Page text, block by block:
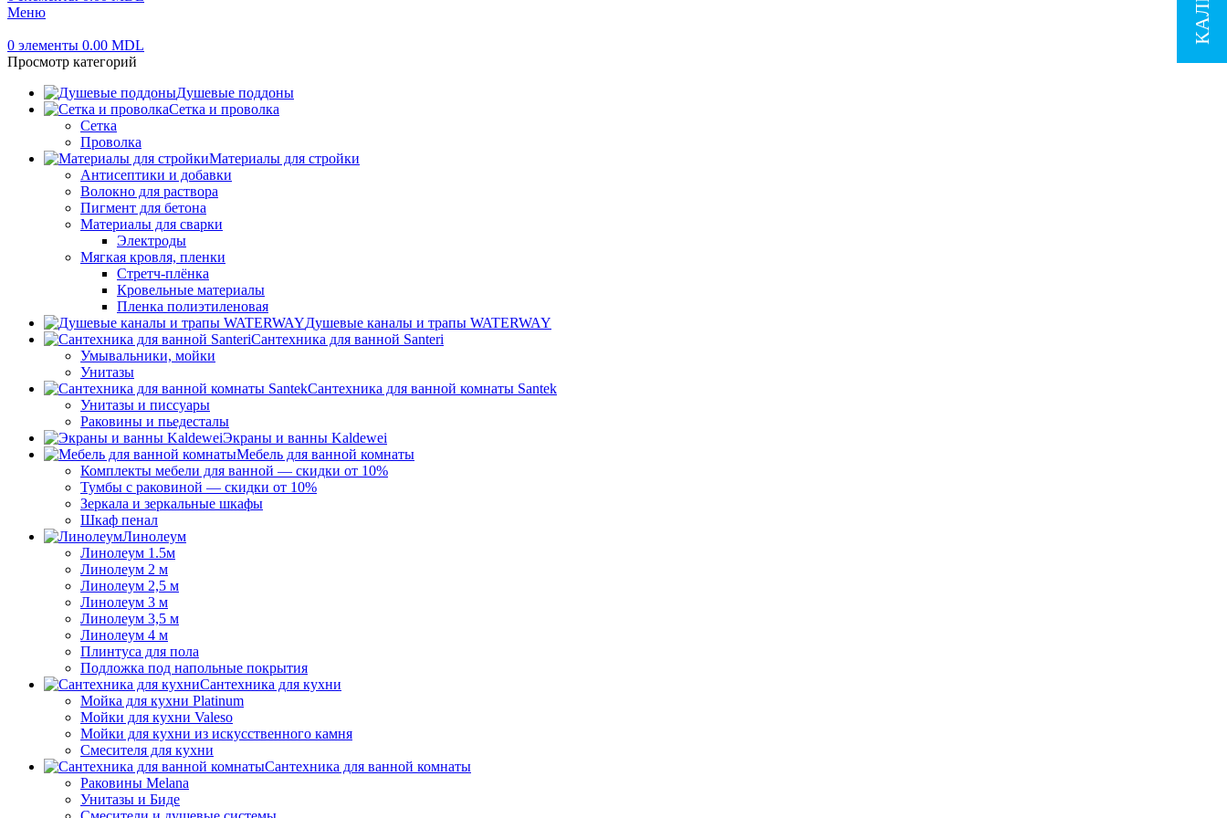
Меню
0 элементы 0.00 MDL
Просмотр категорий
Душевые поддоны
Сетка и проволка
Сетка
Проволка
Материалы для стройки
Антисептики и добавки
Волокно для раствора
Пигмент для бетона
Материалы для сварки
Электроды
Мягкая кровля, пленки
Стретч-плёнка
Кровельные материалы
Пленка полиэтиленовая
Душевые каналы и трапы WATERWAY
Сантехника для ванной Santeri
Умывальники, мойки
Унитазы
Сантехника для ванной комнаты Santek
Унитазы и писсуары
Раковины и пьедесталы
Экраны и ванны Kaldewei
Мебель для ванной комнаты
Комплекты мебели для ванной — скидки от 10%
Тумбы с раковиной — скидки от 10%
Зеркала и зеркальные шкафы
Шкаф пенал
Линолеум
Линолеум 1.5м
Линолеум 2 м
Линолеум 2,5 м
Линолеум 3 м
Линолеум 3,5 м
Линолеум 4 м
Плинтуса для пола
Подложка под напольные покрытия
Сантехника для кухни
Мойка для кухни Platinum
Мойки для кухни Valeso
Мойки для кухни из искусственного камня
Смесителя для кухни
Сантехника для ванной комнаты
Раковины Melana
Унитазы и Биде